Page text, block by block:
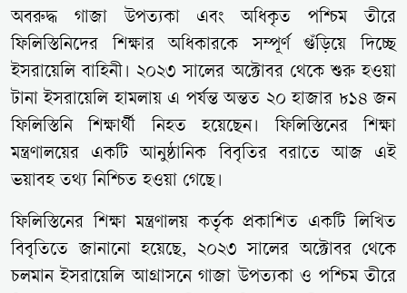
অবরুদ্ধ গাজা উপত্যকা এবং অধিকৃত পশ্চিম তীরে
ফিলিস্তিনিদের শিক্ষার অধিকারকে সম্পূর্ণ গুঁড়িয়ে দিচ্ছে
ইসরায়েলি বাহিনী। ২০২৩ সালের অক্টোবর থেকে শুরু হওয়া
টানা ইসরায়েলি হামলায় এ পর্যন্ত অন্তত ২০ হাজার ৮১৪ জন
ফিলিস্তিনি শিক্ষার্থী নিহত হয়েছেন। ফিলিস্তিনের শিক্ষা
মন্ত্রণালয়ের একটি আনুষ্ঠানিক বিবৃতির বরাতে আজ এই
ভয়াবহ তথ্য নিশ্চিত হওয়া গেছে।
ফিলিস্তিনের শিক্ষা মন্ত্রণালয় কর্তৃক প্রকাশিত একটি লিখিত
বিবৃতিতে জানানো হয়েছে, ২০২৩ সালের অক্টোবর থেকে
চলমান ইসরায়েলি আগ্রাসনে গাজা উপত্যকা ও পশ্চিম তীরে